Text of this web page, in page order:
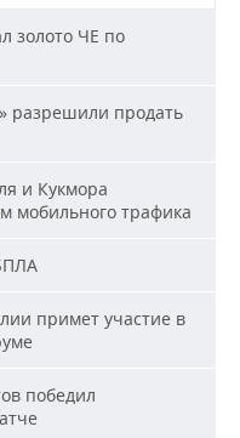
золото ЧЕ по
разрешили продать
и Кукмора
мобильного трафика
примет участие в
победил